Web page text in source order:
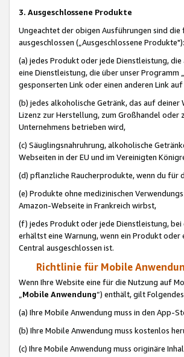
3. Ausgeschlossene Produkte
Ungeachtet der obigen Ausführungen sind
ausgeschlossen („Ausgeschlossene Produkte"):
(a) jedes Produkt oder jede Dienstleistung,
eine Dienstleistung, die über unser
gesponserten Link oder einen anderen Link
(b) jedes alkoholische Getränk, das auf
Lizenz zur Herstellung, zum Großhandel oder
Unternehmens betrieben wird,
(c) Säuglingsnahruhrung, alkoholische
Webseiten in der EU und im Vereinigten
(d) pflanzliche Raucherprodukte, wenn du für
(e) Produkte ohne medizinischen
Amazon-Webseite in Frankreich wirbst,
(f) jedes Produkt oder jede Dienstleistung, bei
erhältst eine Warnung, wenn ein Produkt oder
Central ausgeschlossen ist.
Richtlinie für Mobile
Wenn Ihre Website eine für die Nutzung auf
„Mobile Anwendung“) enthält, gilt
(a) Ihre Mobile Anwendung muss in den App-
(b) Ihre Mobile Anwendung muss kostenlos
(c) Ihre Mobile Anwendung muss originäre